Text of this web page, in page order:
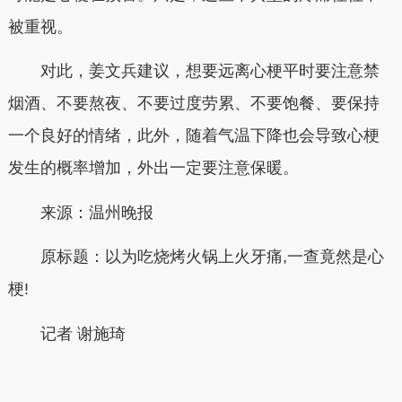
被重视。
对此，姜文兵建议，想要远离心梗平时要注意禁
烟酒、不要熬夜、不要过度劳累、不要饱餐、要保持
一个良好的情绪，此外，随着气温下降也会导致心梗
发生的概率增加，外出一定要注意保暖。
来源： 温州晚报
原标题： 以为吃烧烤火锅上火牙痛,一查竟然是心
梗!
记者 谢施琦